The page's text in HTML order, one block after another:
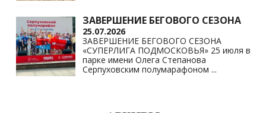
ЗАВЕРШЕНИЕ БЕГОВОГО СЕЗОНА
25.07.2026
ЗАВЕРШЕНИЕ БЕГОВОГО СЕЗОНА
«СУПЕРЛИГА ПОДМОСКОВЬЯ» 25 июля в
парке имени Олега Степанова
Серпуховским полумарафоном ...